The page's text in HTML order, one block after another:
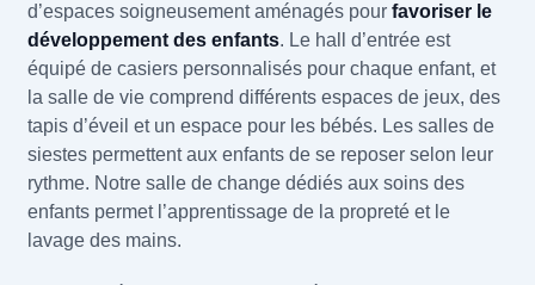
d’espaces soigneusement aménagés pour favoriser le
développement des enfants. Le hall d’entrée est
équipé de casiers personnalisés pour chaque enfant, et
la salle de vie comprend différents espaces de jeux, des
tapis d’éveil et un espace pour les bébés. Les salles de
siestes permettent aux enfants de se reposer selon leur
rythme. Notre salle de change dédiés aux soins des
enfants permet l’apprentissage de la propreté et le
lavage des mains.